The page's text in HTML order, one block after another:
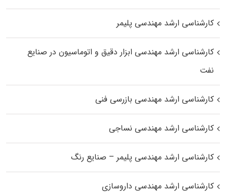
کارشناسی ارشد مهندسی پلیمر
کارشناسی ارشد مهندسی ابزار دقیق و اتوماسیون در صنایع
نفت
کارشناسی ارشد مهندسی بازرسی فنی
کارشناسی ارشد مهندسی نساجی
کارشناسی ارشد مهندسی پلیمر – صنایع رنگ
کارشناسی ارشد مهندسی داروسازی